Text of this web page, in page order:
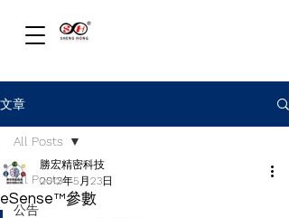
文章
All Posts
公告
All Posts
eSense™參數
勝宏精密科技
2012年5月23日